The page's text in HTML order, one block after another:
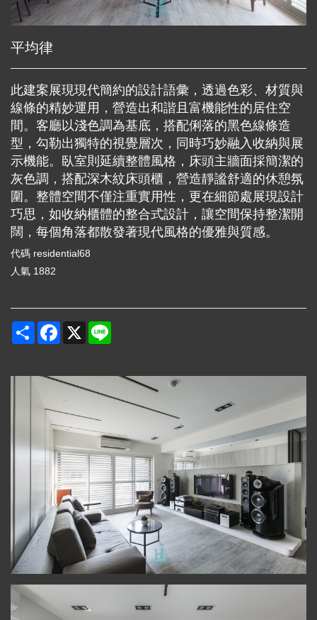
平均律
此建案展現現代簡約的設計語彙，透過色彩、材質與
線條的精妙運用，營造出和諧且富機能性的居住空
間。客廳以淺色調為基底，搭配俐落的黑色線條造
型，勾勒出獨特的視覺層次，同時巧妙融入收納與展
示機能。臥室則延續整體風格，床頭主牆面採簡潔的
灰色調，搭配深木紋床頭櫃，營造靜謐舒適的休憩氛
圍。整體空間不僅注重實用性，更在細節處展現設計
巧思，如收納櫃體的整合式設計，讓空間保持整潔開
闊，每個角落都散發著現代風格的優雅與質感。
代碼 residential68
人氣 1882
Share Facebook
X